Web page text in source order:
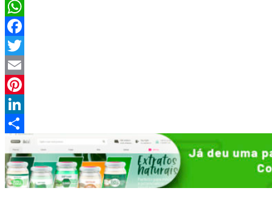
WhatsApp
Facebook
Twitter
Email
Pinterest
LinkedIn
Compartilhar